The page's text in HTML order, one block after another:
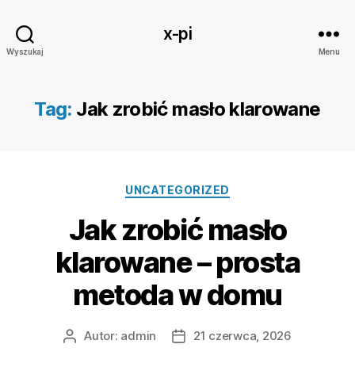
Wyszukaj
x-pi
Menu
Tag: Jak zrobić masło klarowane
Kategorie
UNCATEGORIZED
Jak zrobić masło
klarowane – prosta
metoda w domu
AutorAutor: admin
Data21 czerwca, 2026